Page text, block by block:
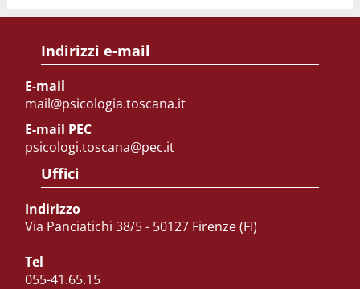
Indirizzi e-mail
E-mail
mail@psicologia.toscana.it
E-mail PEC
psicologi.toscana@pec.it
Uffici
Indirizzo
Via Panciatichi 38/5 - 50127 Firenze (FI)
Tel
055-41.65.15